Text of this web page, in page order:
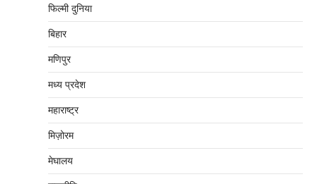
फिल्मी दुनिया
बिहार
मणिपुर
मध्‍य प्रदेश
महाराष्‍ट्र
मिज़ोरम
मेघालय